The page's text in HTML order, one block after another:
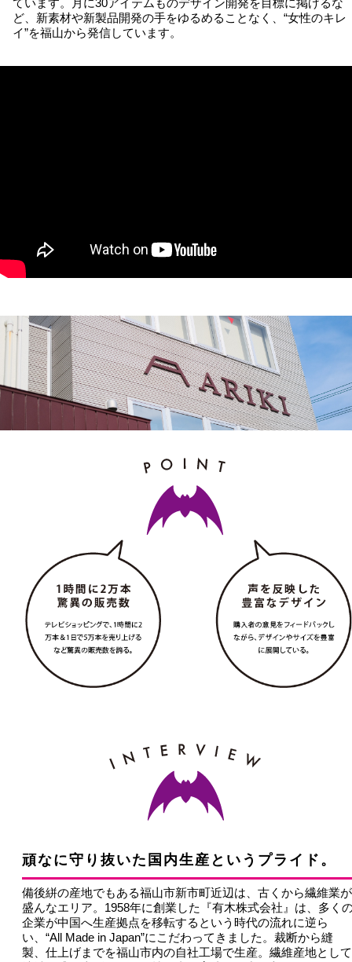
ています。月に30アイテムものデザイン開発を目標に掲げるな
ど、新素材や新製品開発の手をゆるめることなく、“女性のキレ
イ”を福山から発信しています。
頑なに守り抜いた国内生産というプライド。
備後絣の産地でもある福山市新市町近辺は、古くから繊維業が
盛んなエリア。1958年に創業した『有木株式会社』は、多く
企業が中国へ生産拠点を移転するという時代の流れに逆ら
い、“All Made in Japan”にこだわってきました。裁断から縫
製、仕上げまでを福山市内の自社工場で生産。繊維産地として